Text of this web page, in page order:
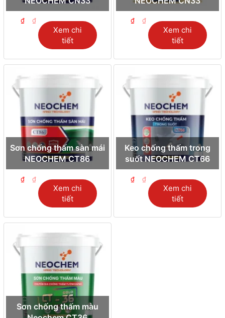
₫ ₫
Xem chi
tiết
₫ ₫
Xem chi
tiết
Sơn chống thấm sàn mái
NEOCHEM CT86
₫ ₫
Xem chi
tiết
Keo chống thấm trong
suốt NEOCHEM CT66
₫ ₫
Xem chi
tiết
Sơn chống thấm màu